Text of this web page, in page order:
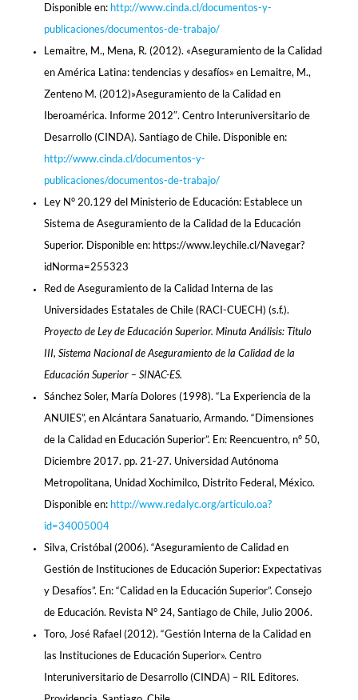
Disponible en: http://www.cinda.cl/documentos-y-
publicaciones/documentos-de-trabajo/
Lemaitre, M., Mena, R. (2012). «Aseguramiento de la Calidad
en América Latina: tendencias y desafíos» en Lemaitre, M.,
Zenteno M. (2012)»Aseguramiento de la Calidad en
Iberoamérica. Informe 2012″. Centro Interuniversitario de
Desarrollo (CINDA). Santiago de Chile. Disponible en:
http://www.cinda.cl/documentos-y-
publicaciones/documentos-de-trabajo/
Ley N° 20.129 del Ministerio de Educación: Establece un
Sistema de Aseguramiento de la Calidad de la Educación
Superior. Disponible en: https://www.leychile.cl/Navegar?
idNorma=255323
Red de Aseguramiento de la Calidad Interna de las
Universidades Estatales de Chile (RACI-CUECH) (s.f.).
Proyecto de Ley de Educación Superior. Minuta Análisis: Titulo
III, Sistema Nacional de Aseguramiento de la Calidad de la
Educación Superior – SINAC-ES.
Sánchez Soler, María Dolores (1998). “La Experiencia de la
ANUIES”, en Alcántara Sanatuario, Armando. “Dimensiones
de la Calidad en Educación Superior”. En: Reencuentro, n° 50,
Diciembre 2017. pp. 21-27. Universidad Autónoma
Metropolitana, Unidad Xochimilco, Distrito Federal, México.
Disponible en: http://www.redalyc.org/articulo.oa?
id=34005004
Silva, Cristóbal (2006). “Aseguramiento de Calidad en
Gestión de Instituciones de Educación Superior: Expectativas
y Desafíos”. En: “Calidad en la Educación Superior”. Consejo
de Educación. Revista N° 24, Santiago de Chile, Julio 2006.
Toro, José Rafael (2012). “Gestión Interna de la Calidad en
las Instituciones de Educación Superior». Centro
Interuniversitario de Desarrollo (CINDA) – RIL Editores.